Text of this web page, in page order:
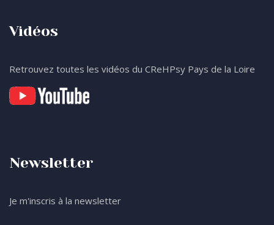
Vidéos
Retrouvez toutes les vidéos du CReHPsy Pays de la Loire
Newsletter
Je m'inscris à la newsletter